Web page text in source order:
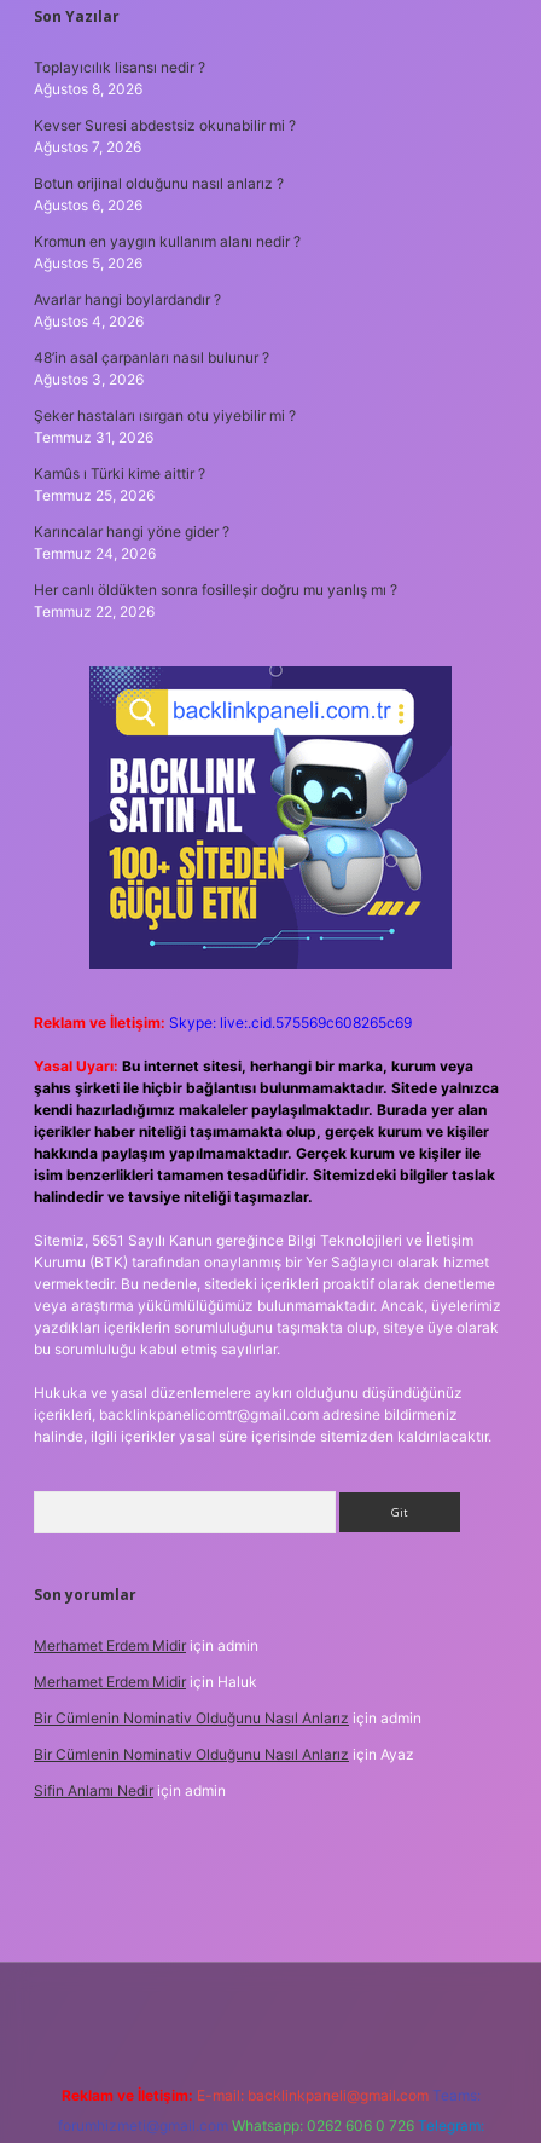
SIDEBAR
Son Yazılar
Toplayıcılık lisansı nedir ?
Ağustos 8, 2026
Kevser Suresi abdestsiz okunabilir mi ?
Ağustos 7, 2026
Botun orijinal olduğunu nasıl anlarız ?
Ağustos 6, 2026
Kromun en yaygın kullanım alanı nedir ?
Ağustos 5, 2026
Avarlar hangi boylardandır ?
Ağustos 4, 2026
48’in asal çarpanları nasıl bulunur ?
Ağustos 3, 2026
Şeker hastaları ısırgan otu yiyebilir mi ?
Temmuz 31, 2026
Kamûs ı Türki kime aittir ?
Temmuz 25, 2026
Karıncalar hangi yöne gider ?
Temmuz 24, 2026
Her canlı öldükten sonra fosilleşir doğru mu yanlış mı ?
Temmuz 22, 2026
Reklam ve İletişim: Skype: live:.cid.575569c608265c69
Yasal Uyarı: Bu internet sitesi, herhangi bir marka, kurum veya
şahıs şirketi ile hiçbir bağlantısı bulunmamaktadır. Sitede yalnızca
kendi hazırladığımız makaleler paylaşılmaktadır. Burada yer alan
içerikler haber niteliği taşımamakta olup, gerçek kurum ve kişiler
hakkında paylaşım yapılmamaktadır. Gerçek kurum ve kişiler ile
isim benzerlikleri tamamen tesadüfidir. Sitemizdeki bilgiler taslak
halindedir ve tavsiye niteliği taşımazlar.
Sitemiz, 5651 Sayılı Kanun gereğince Bilgi Teknolojileri ve İletişim
Kurumu (BTK) tarafından onaylanmış bir Yer Sağlayıcı olarak hizmet
vermektedir. Bu nedenle, sitedeki içerikleri proaktif olarak denetleme
veya araştırma yükümlülüğümüz bulunmamaktadır. Ancak, üyelerimiz
yazdıkları içeriklerin sorumluluğunu taşımakta olup, siteye üye olarak
bu sorumluluğu kabul etmiş sayılırlar.
Hukuka ve yasal düzenlemelere aykırı olduğunu düşündüğünüz
içerikleri, backlinkpanelicomtr@gmail.com adresine bildirmeniz
halinde, ilgili içerikler yasal süre içerisinde sitemizden kaldırılacaktır.
Son yorumlar
Merhamet Erdem Midir için admin
Merhamet Erdem Midir için Haluk
Bir Cümlenin Nominativ Olduğunu Nasıl Anlarız için admin
Bir Cümlenin Nominativ Olduğunu Nasıl Anlarız için Ayaz
Sifin Anlamı Nedir için admin
Reklam ve İletişim: E-mail: backlinkpaneli@gmail.com Teams:
forumhizmeti@gmail.com Whatsapp: 0262 606 0 726 Telegram: